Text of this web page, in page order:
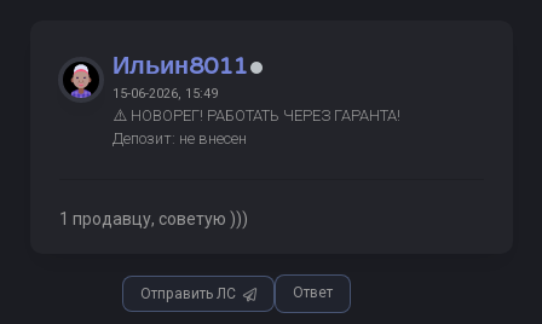
Ильин8011
15-06-2026, 15:49
⚠️ НОВОРЕГ! РАБОТАТЬ ЧЕРЕЗ ГАРАНТА!
Депозит: не внесен
1 продавцу, советую )))
Отправить ЛС Ответ